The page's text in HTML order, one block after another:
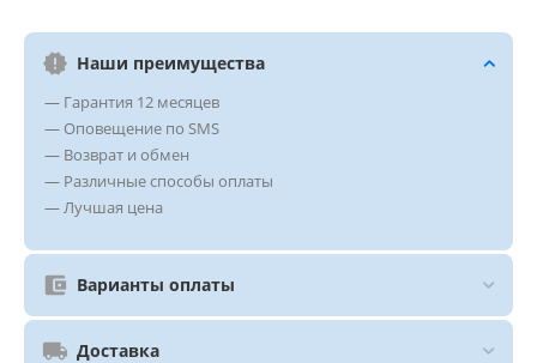
Наши преимущества
— Гарантия 12 месяцев
— Оповещение по SMS
— Возврат и обмен
— Различные способы оплаты
— Лучшая цена
Варианты оплаты
Доставка